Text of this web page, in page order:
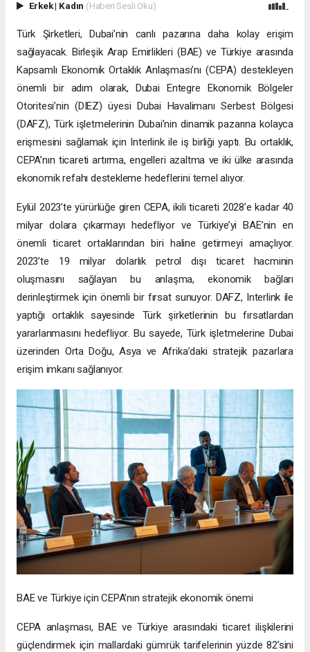
Erkek| Kadın (Haberi Sesli Oku)
Türk Şirketleri, Dubai’nin canlı pazarına daha kolay erişim
sağlayacak. Birleşik Arap Emirlikleri (BAE) ve Türkiye arasında
Kapsamlı Ekonomik Ortaklık Anlaşması’nı (CEPA) destekleyen
önemli bir adım olarak, Dubai Entegre Ekonomik Bölgeler
Otoritesi’nin (DIEZ) üyesi Dubai Havalimanı Serbest Bölgesi
(DAFZ), Türk işletmelerinin Dubai’nin dinamik pazarına kolayca
erişmesini sağlamak için Interlink ile iş birliği yaptı. Bu ortaklık,
CEPA’nın ticareti artırma, engelleri azaltma ve iki ülke arasında
ekonomik refahı destekleme hedeflerini temel alıyor.
Eylül 2023’te yürürlüğe giren CEPA, ikili ticareti 2028’e kadar 40
milyar dolara çıkarmayı hedefliyor ve Türkiye’yi BAE’nin en
önemli ticaret ortaklarından biri haline getirmeyi amaçlıyor.
2023’te 19 milyar dolarlık petrol dışı ticaret hacminin
oluşmasını sağlayan bu anlaşma, ekonomik bağları
derinleştirmek için önemli bir fırsat sunuyor. DAFZ, Interlink ile
yaptığı ortaklık sayesinde Türk şirketlerinin bu fırsatlardan
yararlanmasını hedefliyor. Bu sayede, Türk işletmelerine Dubai
üzerinden Orta Doğu, Asya ve Afrika’daki stratejik pazarlara
erişim imkanı sağlanıyor.
BAE ve Türkiye için CEPA’nın stratejik ekonomik önemi
CEPA anlaşması, BAE ve Türkiye arasındaki ticaret ilişkilerini
güçlendirmek için mallardaki gümrük tarifelerinin yüzde 82’sini